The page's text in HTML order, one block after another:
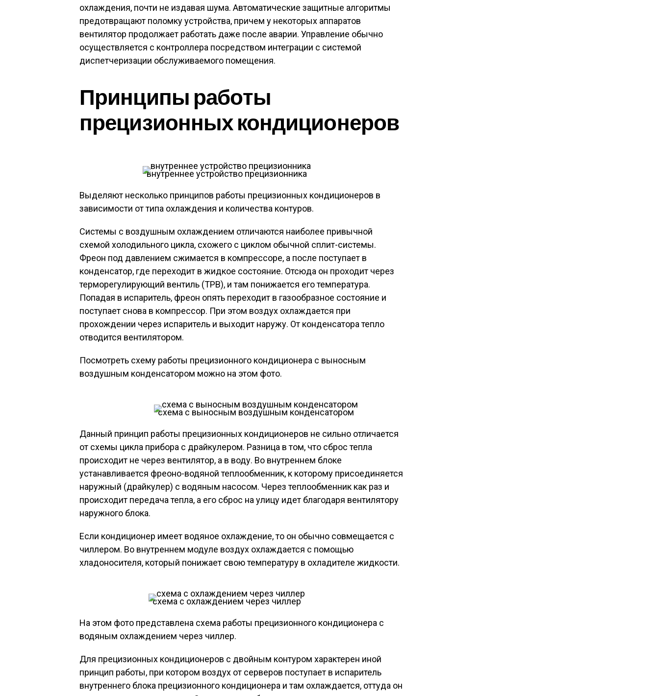
охлаждения, почти не издавая шума. Автоматические защитные алгоритмы
предотвращают поломку устройства, причем у некоторых аппаратов
вентилятор продолжает работать даже после аварии. Управление обычно
осуществляется с контроллера посредством интеграции с системой
диспетчеризации обслуживаемого помещения.
Принципы работы
прецизионных кондиционеров
внутреннее устройство прецизионника
Выделяют несколько принципов работы прецизионных кондиционеров в
зависимости от типа охлаждения и количества контуров.
Системы с воздушным охлаждением отличаются наиболее привычной
схемой холодильного цикла, схожего с циклом обычной сплит-системы.
Фреон под давлением сжимается в компрессоре, а после поступает в
конденсатор, где переходит в жидкое состояние. Отсюда он проходит через
терморегулирующий вентиль (ТРВ), и там понижается его температура.
Попадая в испаритель, фреон опять переходит в газообразное состояние и
поступает снова в компрессор. При этом воздух охлаждается при
прохождении через испаритель и выходит наружу. От конденсатора тепло
отводится вентилятором.
Посмотреть схему работы прецизионного кондиционера с выносным
воздушным конденсатором можно на этом фото.
схема с выносным воздушным конденсатором
Данный принцип работы прецизионных кондиционеров не сильно отличается
от схемы цикла прибора с драйкулером. Разница в том, что сброс тепла
происходит не через вентилятор, а в воду. Во внутреннем блоке
устанавливается фреоно-водяной теплообменник, к которому присоединяется
наружный (драйкулер) с водяным насосом. Через теплообменник как раз и
происходит передача тепла, а его сброс на улицу идет благодаря вентилятору
наружного блока.
Если кондиционер имеет водяное охлаждение, то он обычно совмещается с
чиллером. Во внутреннем модуле воздух охлаждается с помощью
хладоносителя, который понижает свою температуру в охладителе жидкости.
схема с охлаждением через чиллер
На этом фото представлена схема работы прецизионного кондиционера с
водяным охлаждением через чиллер.
Для прецизионных кондиционеров с двойным контуром характерен иной
принцип работы, при котором воздух от серверов поступает в испаритель
внутреннего блока прецизионного кондиционера и там охлаждается, оттуда он